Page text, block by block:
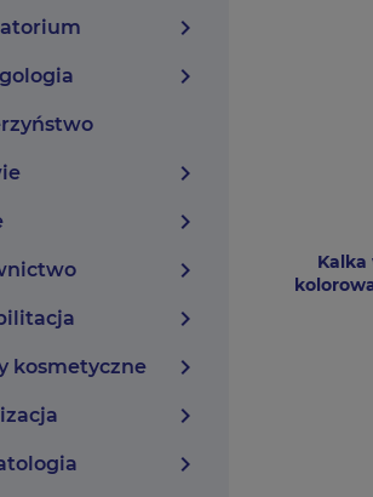
chevron_right
chevron_right
chevron_right
chevron_right
chevron_right
chevron_right
kosmetyczne chevron_right
chevron_right
chevron_right